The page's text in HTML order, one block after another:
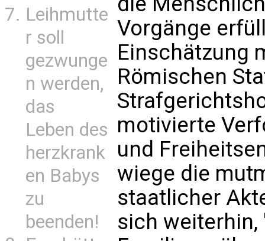
Leihmutte
r soll
gezwunge
n werden,
das
Leben des
herzkrank
en Babys
zu
beenden!
Vorgänge
Einschätzung
Römischen
motivierte
und
wiege die
staatlicher
sich